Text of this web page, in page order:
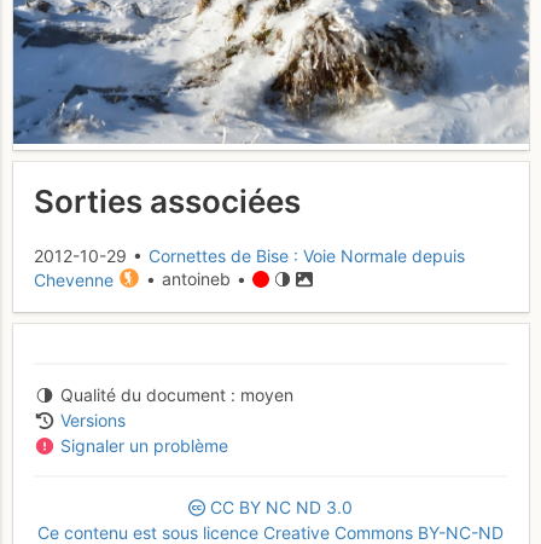
Sorties associées
2012-10-29 • Cornettes de Bise : Voie Normale depuis
Chevenne
• antoineb •
Qualité du document
moyen
Versions
Signaler un problème
CC BY NC ND 3.0
Ce contenu est sous licence Creative Commons BY-NC-ND